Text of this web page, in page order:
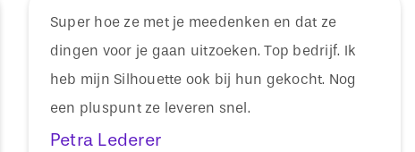
Super hoe ze met je meedenken en dat ze
dingen voor je gaan uitzoeken. Top bedrijf. Ik
heb mijn Silhouette ook bij hun gekocht. Nog
een pluspunt ze leveren snel.
Petra Lederer